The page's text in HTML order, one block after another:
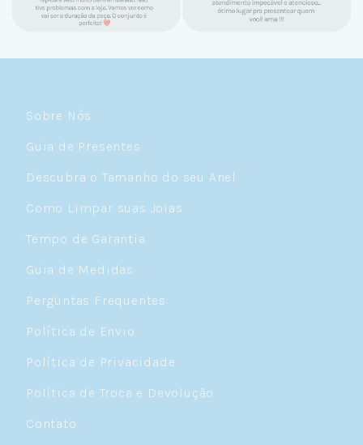
Sobre Nós
Guia de Presentes
Descubra o Tamanho do seu Anel
Como Limpar suas Joias
Tempo de Garantia
Guia de Medidas
Perguntas Frequentes
Política de Envio
Política de Privacidade
Política de Troca e Devolução
Contato